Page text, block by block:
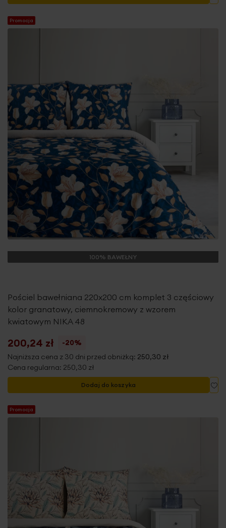
Promocja
100% BAWEŁNY
Pościel bawełniana 220x200 cm komplet 3 częściowy
kolor granatowy, ciemnokremowy z wzorem
kwiatowym NIKA 48
200,24 zł
-20%
Najniższa cena z 30 dni przed obniżką: 250,30 zł
Cena regularna: 250,30 zł
Dodaj do koszyka
Promocja